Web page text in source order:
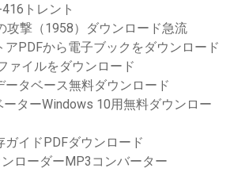
トレント
攻撃（1958）ダウンロード急流
アPDFから電子ブックをダウンロード
ァイルをダウンロード
ータベース無料ダウンロード
ターWindows 10用無料ダウンロー
イドPDFダウンロード
ローダーMP3コンバーター